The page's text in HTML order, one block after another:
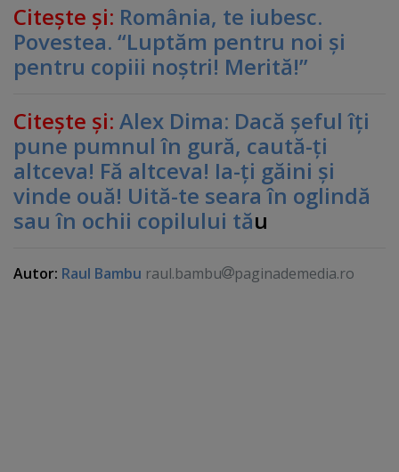
Citeşte şi: România, te iubesc.
Povestea. “Luptăm pentru noi şi
pentru copiii noştri! Merită!”
Citeşte şi: Alex Dima: Dacă şeful îţi
pune pumnul în gură, caută-ţi
altceva! Fă altceva! Ia-ţi găini şi
vinde ouă! Uită-te seara în oglindă
sau în ochii copilului tău
Autor: Raul Bambu raul.bambu paginademedia.ro